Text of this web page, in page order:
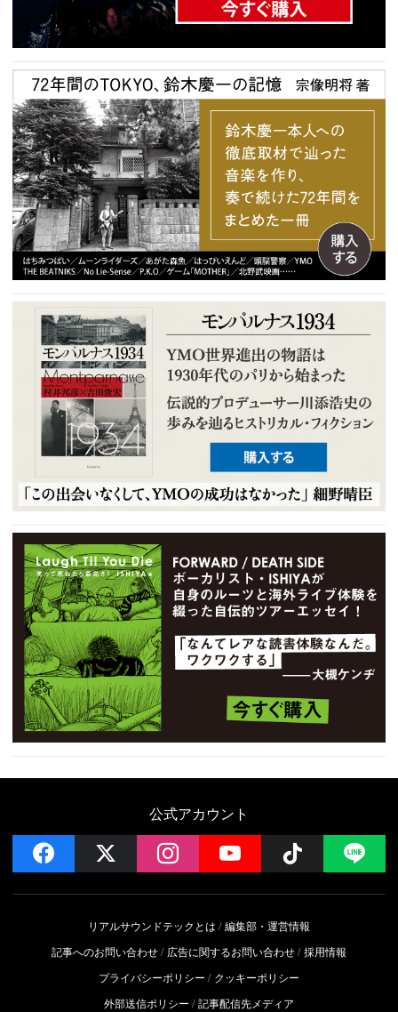
公式アカウント
facebook instagramYouTube Follow
リアルサウンドテックとは
編集部・運営情報
記事へのお問い合わせ
広告に関するお問い合わせ 採用情報
プライバシーポリシー
クッキーポリシー
外部送信ポリシー
記事配信先メディア